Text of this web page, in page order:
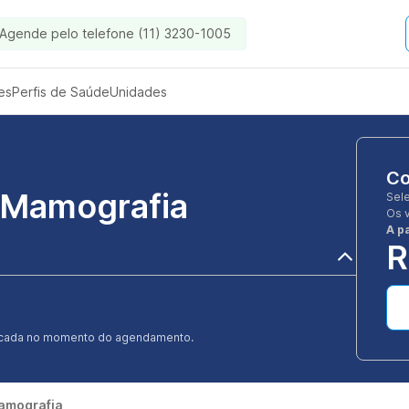
Agende pelo telefone (11) 3230-1005
Perfis de SaúdeUnidades
no momento do agendamento.
Os
A